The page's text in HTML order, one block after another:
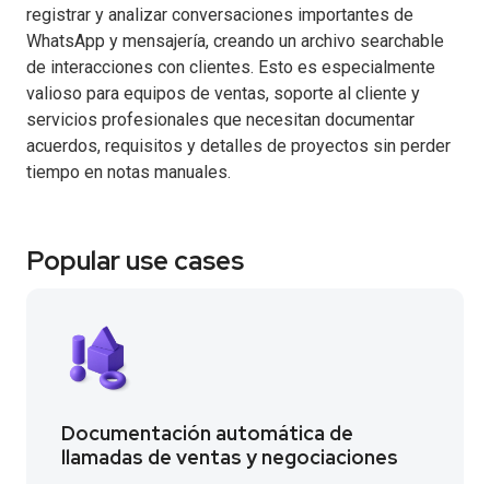
registrar y analizar conversaciones importantes de
WhatsApp y mensajería, creando un archivo searchable
de interacciones con clientes. Esto es especialmente
valioso para equipos de ventas, soporte al cliente y
servicios profesionales que necesitan documentar
acuerdos, requisitos y detalles de proyectos sin perder
tiempo en notas manuales.
Popular use cases
Documentación automática de
llamadas de ventas y negociaciones